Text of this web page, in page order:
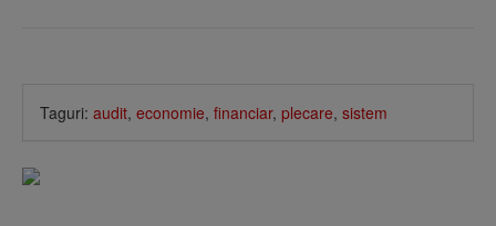
Taguri: audit, economie, financiar, plecare, sistem